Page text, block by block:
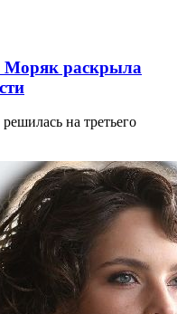
Моряк раскрыла
на третьего